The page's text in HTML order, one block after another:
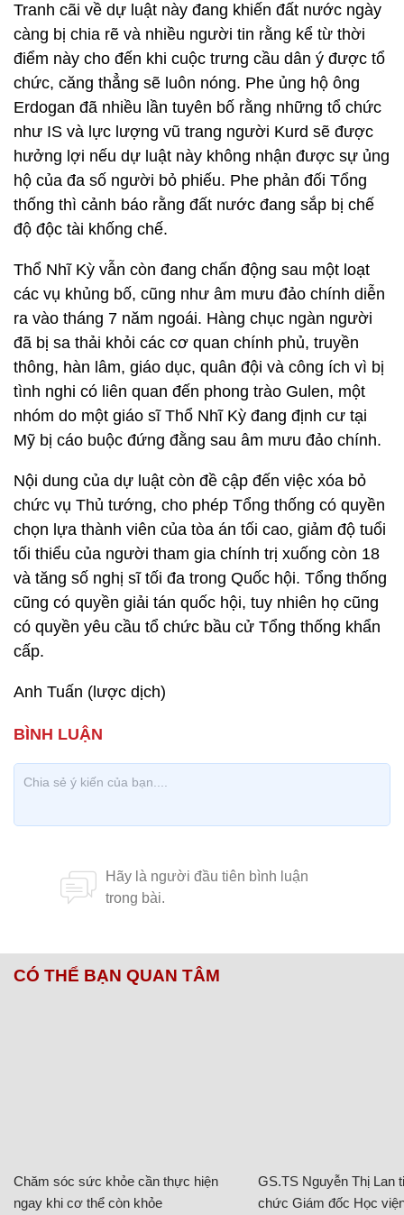
Tranh cãi về dự luật này đang khiến đất nước ngày
càng bị chia rẽ và nhiều người tin rằng kể từ thời
điểm này cho đến khi cuộc trưng cầu dân ý được tổ
chức, căng thẳng sẽ luôn nóng. Phe ủng hộ ông
Erdogan đã nhiều lần tuyên bố rằng những tổ chức
như IS và lực lượng vũ trang người Kurd sẽ được
hưởng lợi nếu dự luật này không nhận được sự ủng
hộ của đa số người bỏ phiếu. Phe phản đối Tổng
thống thì cảnh báo rằng đất nước đang sắp bị chế
độ độc tài khống chế.
Thổ Nhĩ Kỳ vẫn còn đang chấn động sau một loạt
các vụ khủng bố, cũng như âm mưu đảo chính diễn
ra vào tháng 7 năm ngoái. Hàng chục ngàn người
đã bị sa thải khỏi các cơ quan chính phủ, truyền
thông, hàn lâm, giáo dục, quân đội và công ích vì bị
tình nghi có liên quan đến phong trào Gulen, một
nhóm do một giáo sĩ Thổ Nhĩ Kỳ đang định cư tại
Mỹ bị cáo buộc đứng đằng sau âm mưu đảo chính.
Nội dung của dự luật còn đề cập đến việc xóa bỏ
chức vụ Thủ tướng, cho phép Tổng thống có quyền
chọn lựa thành viên của tòa án tối cao, giảm độ tuổi
tối thiểu của người tham gia chính trị xuống còn 18
và tăng số nghị sĩ tối đa trong Quốc hội. Tổng thống
cũng có quyền giải tán quốc hội, tuy nhiên họ cũng
có quyền yêu cầu tổ chức bầu cử Tổng thống khẩn
cấp.
Anh Tuấn (lược dịch)
CÓ THỂ BẠN QUAN TÂM
Chăm sóc sức khỏe cần thực hiện
ngay khi cơ thể còn khỏe
GS.TS Nguyễn Thị Lan
chức Giám đốc Học